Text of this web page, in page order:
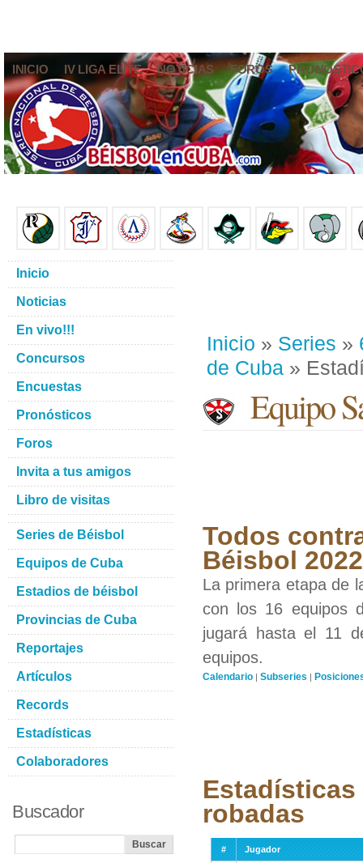
INICIO IV LIGA ELITE NOTICIAS FOROS
Inicio » Series »
de Cuba »
Equipo
Todos
Béisbol 2022
La primera etapa de
con los 16 equipos
jugará hasta el 11
equipos.
Calendario | Subseries |
Estadísticas
robadas
#
Jugador
Inicio
Noticias
En vivo!!!
Concursos
Encuestas
Pronósticos
Foros
Invita a tus amigos
Libro de visitas
Series de Béisbol
Equipos de Cuba
Estadios de béisbol
Provincias de Cuba
Reportajes
Artículos
Records
Estadísticas
Colaboradores
Buscador